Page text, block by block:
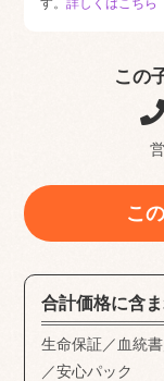
す。詳しくはこちら
この
こ
合計価格に含
生命保証／血統
／安心パック